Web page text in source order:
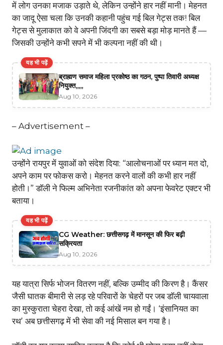
में लोग उनका मजाक उड़ाते थे, लेकिन उन्होंने हार नहीं मानी। मेहनत
का जादू ऐसा चला कि उनकी कहानी पहुंच गई बिल गेट्स तक! बिल
गेट्स से मुलाकात को वे अपनी जिंदगी का सबसे बड़ा मोड़ मानते हैं —
जिसकी उन्होंने कभी सपने में भी कल्पना नहीं की थी।
यह भी पढ़ें
ब्राह्मण समाज महिला प्रकोष्ठ का गठन, पुष्पा तिवारी अध्यक्ष
नियुक्त,,,,,
Aug 10, 2026
– Advertisement –
उन्होंने रायपुर में युवाओं को संदेश दिया: “आलोचनाओं पर ध्यान मत दो,
अपने काम पर फोकस करो। मेहनत करने वालों की कभी हार नहीं
होती।” डॉली ने फिल्म अभिनेता रजनीकांत को अपना फेवरेट एक्टर भी
बताया।
यह भी पढ़ें
CG Weather: छत्तीसगढ़ में मानसून की फिर बढ़ी
सक्रियता
Aug 10, 2026
यह यात्रा सिर्फ भोजन वितरण नहीं, बल्कि उम्मीद की किरण है। कैंसर
जैसी घातक बीमारी से लड़ रहे परिवारों के चेहरों पर जब डॉली चायवाला
का मुस्कुराता चेहरा देखा, तो कई आंखें नम हो गईं। ‘इंसानियत का
रथ’ अब छत्तीसगढ़ में भी सेवा की नई मिसाल बन गया है।